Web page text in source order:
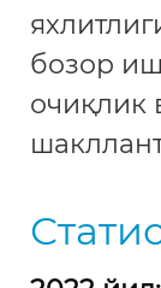
бозор
очиқлик